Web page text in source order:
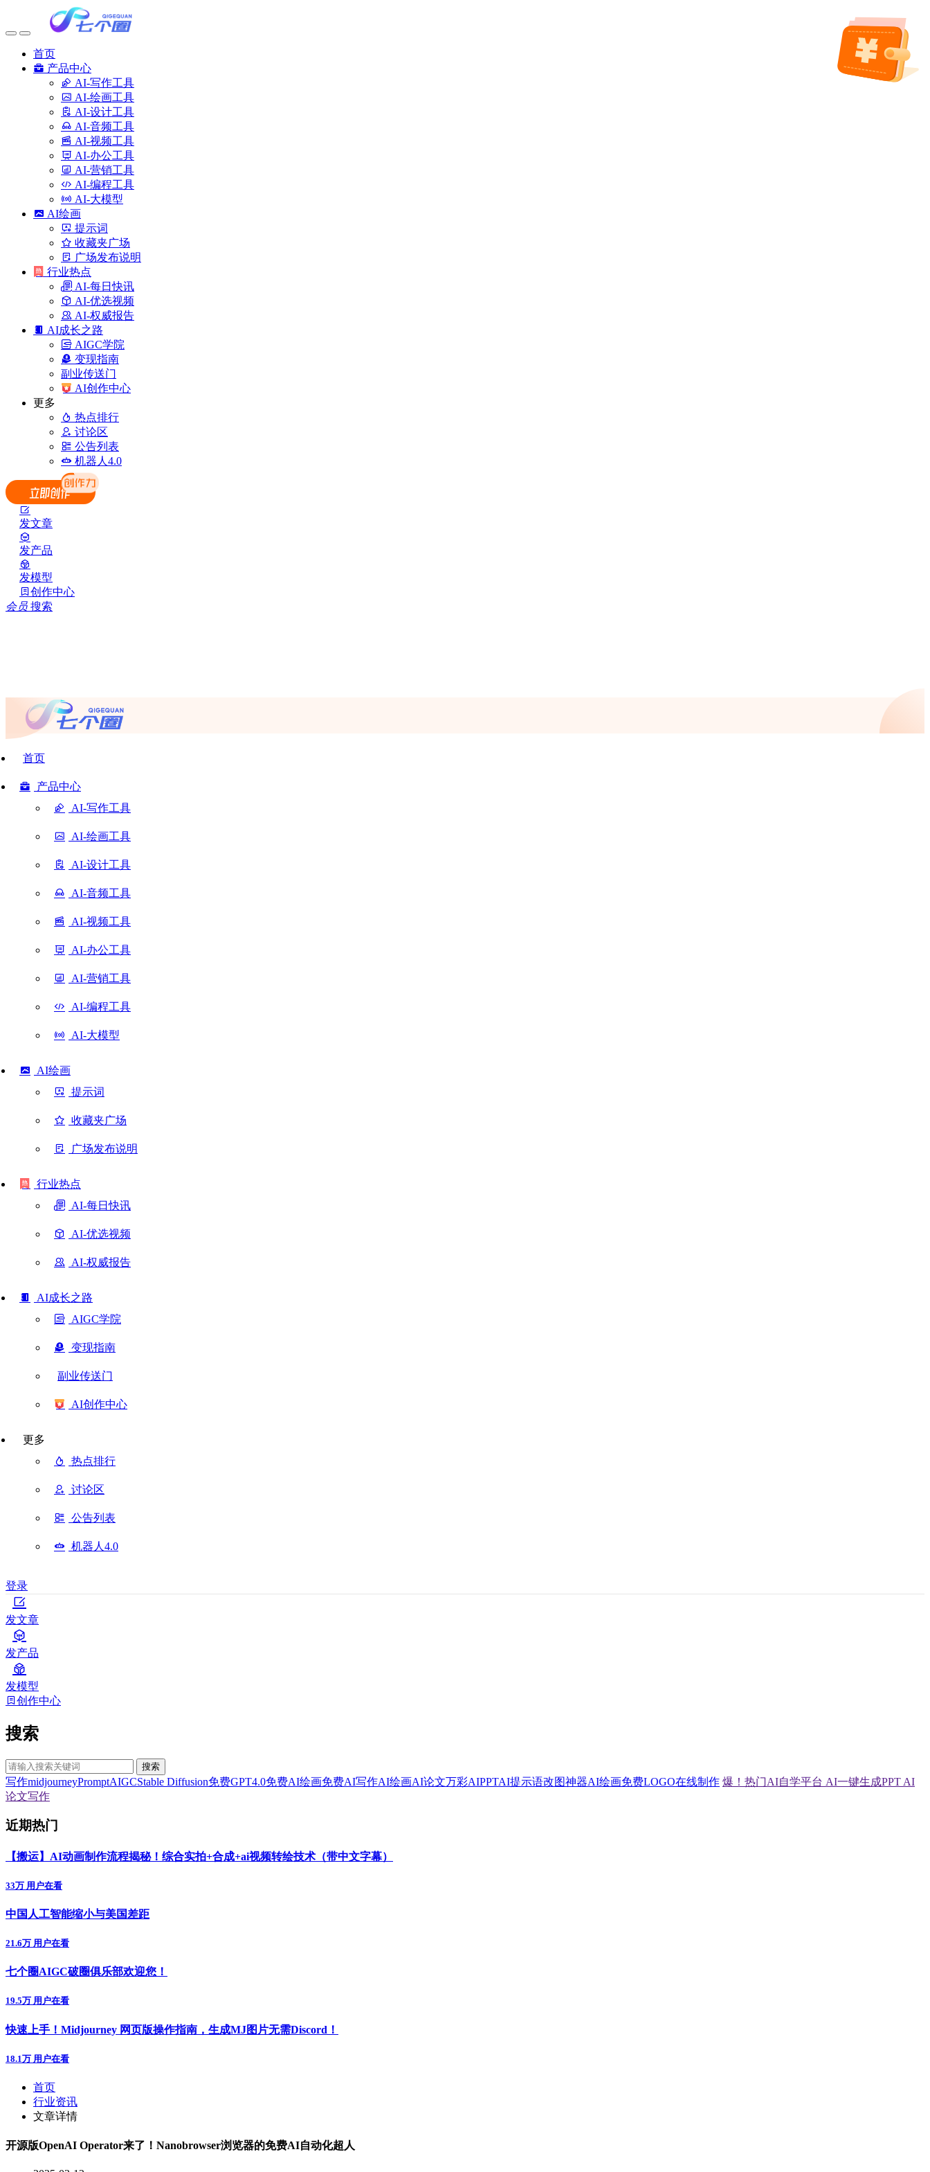
首页
产品中心
AI-写作工具
AI-绘画工具
AI-设计工具
AI-音频工具
AI-视频工具
AI-办公工具
AI-营销工具
AI-编程工具
AI-大模型
AI绘画
提示词
收藏夹广场
广场发布说明
行业热点
AI-每日快讯
AI-优选视频
AI-权威报告
AI成长之路
AIGC学院
变现指南
副业传送门
AI创作中心
更多
热点排行
讨论区
公告列表
机器人4.0
发文章
发产品
发模型
创作中心
会员 搜索
首页
产品中心
AI-写作工具
AI-绘画工具
AI-设计工具
AI-音频工具
AI-视频工具
AI-办公工具
AI-营销工具
AI-编程工具
AI-大模型
AI绘画
提示词
收藏夹广场
广场发布说明
行业热点
AI-每日快讯
AI-优选视频
AI-权威报告
AI成长之路
AIGC学院
变现指南
副业传送门
AI创作中心
更多
热点排行
讨论区
公告列表
机器人4.0
登录
发文章
发产品
发模型
创作中心
搜索
搜索
写作midjourneyPromptAIGCStable Diffusion免费GPT4.0免费AI绘画免费AI写作AI绘画AI论文万彩AIPPTAI提示语改图神器AI绘画免费LOGO在线制作 爆！热门AI自学平台 AI一键生成PPT AI
论文写作
近期热门
【搬运】AI动画制作流程揭秘！综合实拍+合成+ai视频转绘技术（带中文字幕）
33万 用户在看
中国人工智能缩小与美国差距
21.6万 用户在看
七个圈AIGC破圈俱乐部欢迎您！
19.5万 用户在看
快速上手！Midjourney 网页版操作指南，生成MJ图片无需Discord！
18.1万 用户在看
首页
行业资讯
文章详情
开源版OpenAI Operator来了！Nanobrowser浏览器的免费AI自动化超人